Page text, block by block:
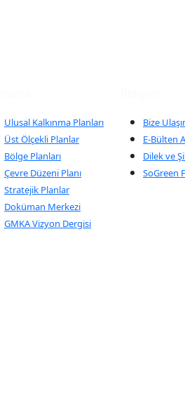
Ulusal Kalkınma Planları
Üst Ölçekli Planlar
Bölge Planları
Çevre Düzeni Planı
Stratejik Planlar
Doküman Merkezi
GMKA Vizyon Dergisi
Bize
E-Bülten
Dilek ve
SoGreen